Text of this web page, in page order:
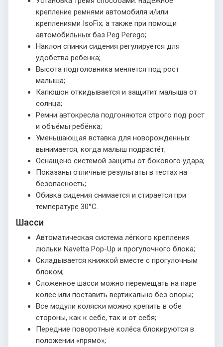
крепление ремнями автомобиля и/или
креплениями IsoFix; а также при помощи
автомобильных баз Peg Perego;
Наклон спинки сидения регулируется для
удобства ребёнка;
Высота подголовника меняется под рост
малыша;
Капюшон откидывается и защитит малыша от
солнца;
Ремни автокресла подгоняются строго под рост
и объёмы ребёнка;
Уменьшающая вставка для новорожденных
вынимается, когда малыш подрастёт;
Оснащено системой защиты от бокового удара;
Показаны отличные результаты в тестах на
безопасность;
Обивка сидения снимается и стирается при
температуре 30°С.
Шасси
Автоматическая система лёгкого крепления
люльки Navetta Pop-Up и прогулочного блока;
Складывается книжкой вместе с прогулочным
блоком;
Сложенное шасси можно перемещать на паре
колёс или поставить вертикально без опоры;
Все модули коляски можно крепить в обе
стороны, как к себе, так и от себя;
Передние поворотные колёса блокируются в
положении «прямо»;